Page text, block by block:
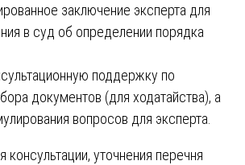
заключение эксперта для
в суд об определении порядка
поддержку по
документов (для ходатайства), а
вопросов для эксперта.
уточнения перечня